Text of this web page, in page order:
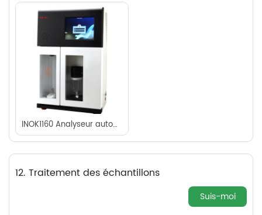
INOK1160 Analyseur automatique de protéines/azote Kjeldahl
12. Traitement des échantillons
Suis-moi